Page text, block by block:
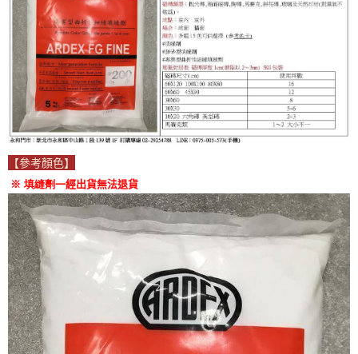
【參考顏色】
※ 填縫劑一經出貨無法退貨